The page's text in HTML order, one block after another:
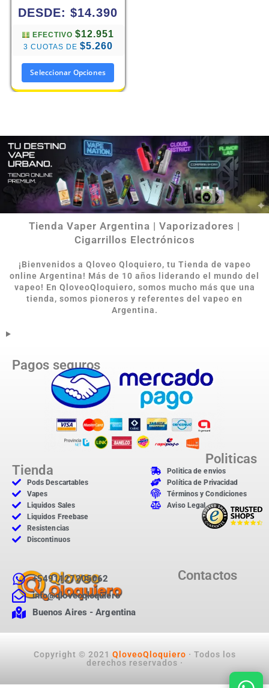
DESDE:$14.390
EFECTIVO$12.951
3 CUOTAS DE $5.260
Seleccionar Opciones
Tienda Vaper Argentina | Vaporizadores |
Cigarrillos Electrónicos
¡Bienvenidos a Qloveo Qloquiero, tu Tienda de vapeo
online Argentina! Más de 10 años liderando el mundo del
vapeo! En QloveoQloquiero, somos mucho más que una
tienda, somos pioneros y referentes del vapeo en
Argentina.
Pagos seguros
Tienda
Pods Descartables
Vapes
Liquidos Sales
Liquidos Freebase
Resistencias
Discontinuos
Politicas
Politica de envios
Política de Privacidad
Términos y Condiciones
Aviso Legal
Contactos
+5491127205062
info@qloveoqloquiero
Buenos Aires - Argentina
Copyright © 2021 QloveoQloquiero · Todos los
derechos reservados ·